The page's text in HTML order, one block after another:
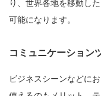
り、世界各地を移動し
可能になります。
コミュニケーション
ビジネスシーンなどに